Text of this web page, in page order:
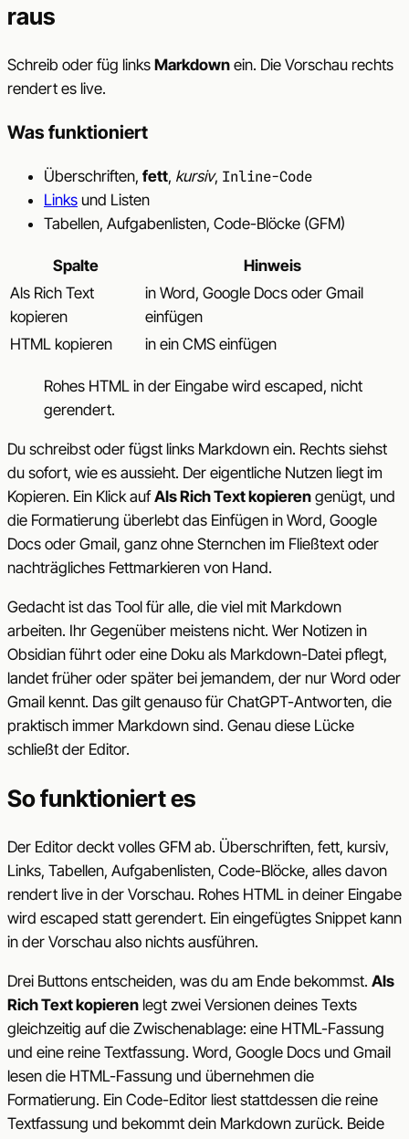
raus
Schreib oder füg links Markdown ein. Die Vorschau rechts
rendert es live.
Was funktioniert
Überschriften, fett, kursiv, Inline-Code
Links und Listen
Tabellen, Aufgabenlisten, Code-Blöcke (GFM)
Spalte
Hinweis
Als Rich Text
kopieren
in Word, Google Docs oder Gmail
einfügen
HTML kopieren
in ein CMS einfügen
Rohes HTML in der Eingabe wird escaped, nicht
gerendert.
Du schreibst oder fügst links Markdown ein. Rechts siehst
du sofort, wie es aussieht. Der eigentliche Nutzen liegt im
Kopieren. Ein Klick aufAls Rich Text kopieren genügt, und
die Formatierung überlebt das Einfügen in Word, Google
Docs oder Gmail, ganz ohne Sternchen im Fließtext oder
nachträgliches Fettmarkieren von Hand.
Gedacht ist das Tool für alle, die viel mit Markdown
arbeiten. Ihr Gegenüber meistens nicht. Wer Notizen in
Obsidian führt oder eine Doku als Markdown-Datei pflegt,
landet früher oder später bei jemandem, der nur Word oder
Gmail kennt. Das gilt genauso für ChatGPT-Antworten, die
praktisch immer Markdown sind. Genau diese Lücke
schließt der Editor.
So funktioniert es
Der Editor deckt volles GFM ab. Überschriften, fett, kursiv,
Links, Tabellen, Aufgabenlisten, Code-Blöcke, alles davon
rendert live in der Vorschau. Rohes HTML in deiner Eingabe
wird escaped statt gerendert. Ein eingefügtes Snippet kann
in der Vorschau also nichts ausführen.
Drei Buttons entscheiden, was du am Ende bekommst. Als
Rich Text kopieren legt zwei Versionen deines Texts
gleichzeitig auf die Zwischenablage: eine HTML-Fassung
und eine reine Textfassung. Word, Google Docs und Gmail
lesen die HTML-Fassung und übernehmen die
Formatierung. Ein Code-Editor liest stattdessen die reine
Textfassung und bekommt dein Markdown zurück. Beide